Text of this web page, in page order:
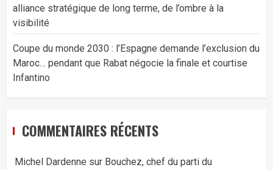
alliance stratégique de long terme, de l’ombre à la
visibilité
Coupe du monde 2030 : l’Espagne demande l’exclusion du
Maroc… pendant que Rabat négocie la finale et courtise
Infantino
COMMENTAIRES RÉCENTS
Michel Dardenne sur Bouchez, chef du parti du